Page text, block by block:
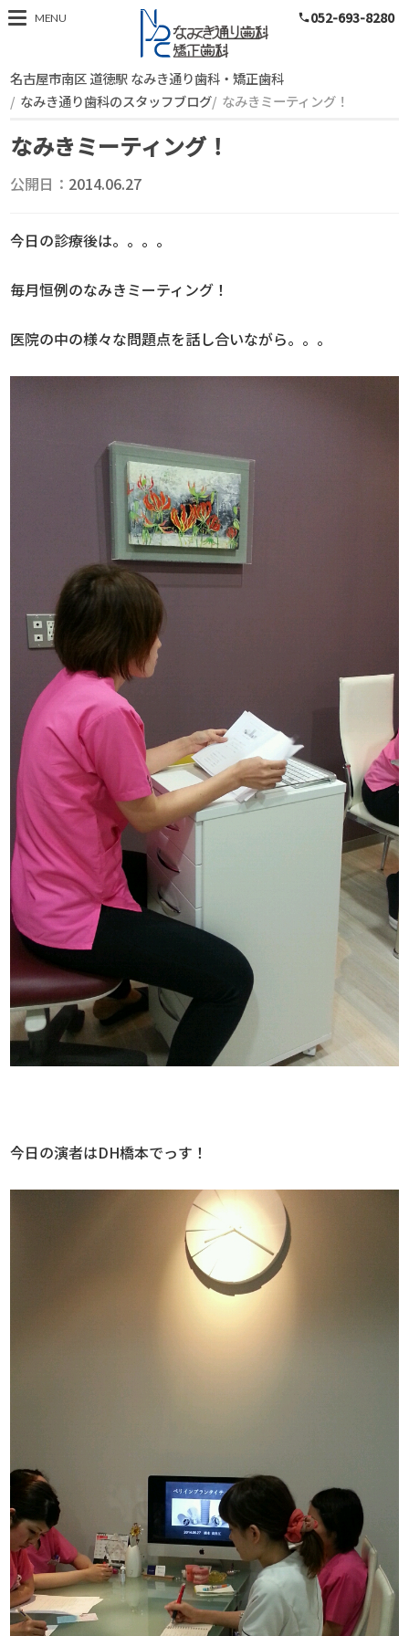
スタッフブログ
MENU phone052-693-8280
名古屋市南区 道徳駅 なみき通り歯科・矯正歯科
なみき通り歯科のスタッフブログ なみきミーティング！
なみきミーティング！
公開日： 2014.06.27
今日の診療後は。。。。
毎月恒例のなみきミーティング！
医院の中の様々な問題点を話し合いながら。。。
今日の演者はDH橋本でっす！